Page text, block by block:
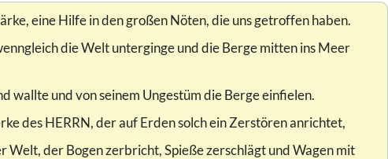
eine Hilfe in den großen Nöten, die uns getroffen haben.
die Welt unterginge und die Berge mitten ins Meer
wallte und von seinem Ungestüm die Berge einfielen.
des HERRN, der auf Erden solch ein Zerstören anrichtet,
Welt, der Bogen zerbricht, Spieße zerschlägt und Wagen mit